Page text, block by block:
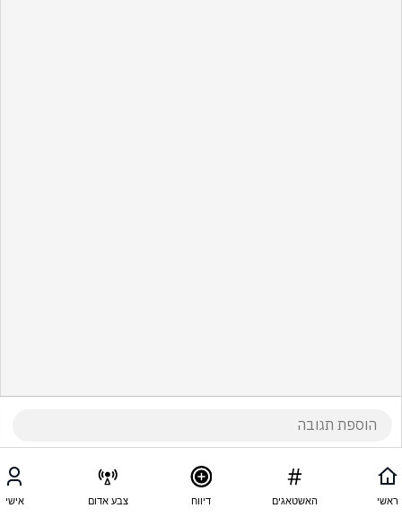
ראשי האשטאגים דיווח צבע אדום אישי